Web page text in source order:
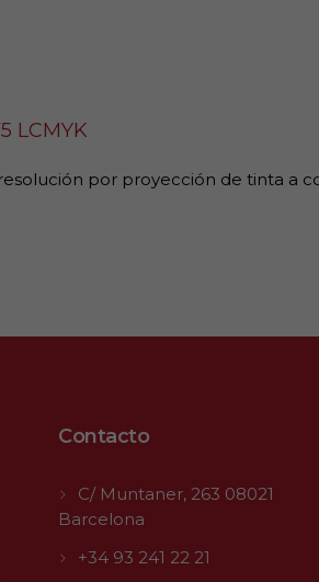
LCMYK
por proyección de tinta a
Contacto
C/ Muntaner, 263 08021
Barcelona
+34 93 241 22 21